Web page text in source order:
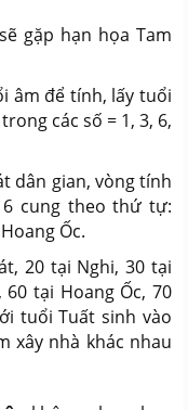
gặp hạn họa Tam
âm để tính, lấy tuổi
các số = 1, 3, 6,
dân gian, vòng tính
cung theo thứ tự:
Ốc.
20 tại Nghi, 30 tại
tại Hoang Ốc, 70
tuổi Tuất sinh vào
xây nhà khác nhau